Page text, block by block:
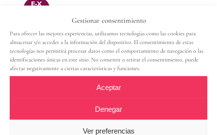
Gestionar consentimiento
Para ofrecer las mejores experiencias, utilizamos tecnologías como las cookies para
almacenar y/o acceder a la información del dispositivo. El consentimiento de estas
tecnologías nos permitirá procesar datos como el comportamiento de navegación o las
identificaciones únicas en este sitio. No consentir o retirar el consentimiento, puede
afectar negativamente a ciertas características y funciones.
Aceptar
Denegar
Ver preferencias
Contacta con nosotros